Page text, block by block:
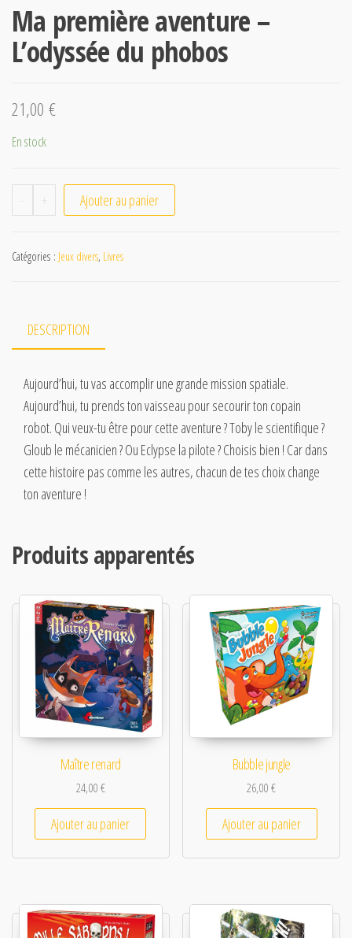
Ma première aventure –
L’odyssée du phobos
21,00 €
En stock
Ajouter au panier
Catégories : Jeux divers, Livres
DESCRIPTION
Aujourd’hui, tu vas accomplir une grande mission spatiale.
Aujourd’hui, tu prends ton vaisseau pour secourir ton copain
robot. Qui veux-tu être pour cette aventure ? Toby le scientifique ?
Gloub le mécanicien ? Ou Eclypse la pilote ? Choisis bien ! Car dans
cette histoire pas comme les autres, chacun de tes choix change
ton aventure !
Produits apparentés
Maître renard
24,00€
Ajouter au panier
Bubble jungle
26,00€
Ajouter au panier